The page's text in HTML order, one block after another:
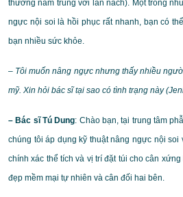
thường nằm trùng với lằn nách). Một trong
ngực nội soi là hồi phục rất nhanh, bạn có
bạn nhiều sức khỏe.
– Tôi muốn nâng ngực nhưng thấy nhiều
mỹ. Xin hỏi bác sĩ tại sao có tình trạng này
– Bác sĩ Tú Dung: Chào bạn, tại trung tâm
chúng tôi áp dụng kỹ thuật nâng ngực nội
chính xác thể tích và vị trí đặt túi cho cân
đẹp mềm mại tự nhiên và cân đối hai bên.